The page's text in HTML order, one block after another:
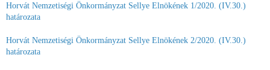
Horvát Nemzetiségi Önkormányzat Sellye Elnökének 1/2020. (IV.30.)
határozata
Horvát Nemzetiségi Önkormányzat Sellye Elnökének 2/2020. (IV.30.)
határozata